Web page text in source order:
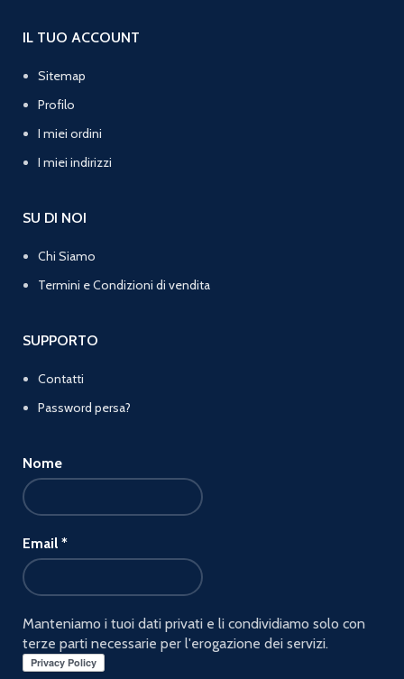
IL TUO ACCOUNT
Sitemap
Profilo
I miei ordini
I miei indirizzi
SU DI NOI
Chi Siamo
Termini e Condizioni di vendita
SUPPORTO
Contatti
Password persa?
Nome
Email *
Manteniamo i tuoi dati privati e li condividiamo solo con
terze parti necessarie per l'erogazione dei servizi.